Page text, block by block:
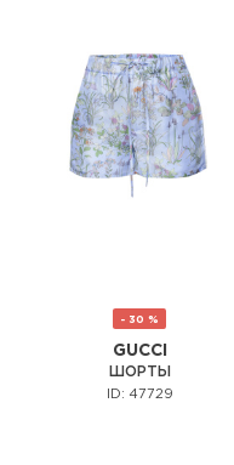
- 30 %
GUCCI
ШОРТЫ
ID: 47729